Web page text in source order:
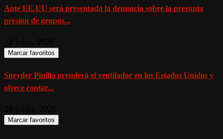
Ante EE.UU será presentada la denuncia sobre la presunta
presión de grupos...
Marcar favoritos
Sneyder Pinilla prenderá el ventilador en los Estados Unidos y
ofrece contar...
Marcar favoritos